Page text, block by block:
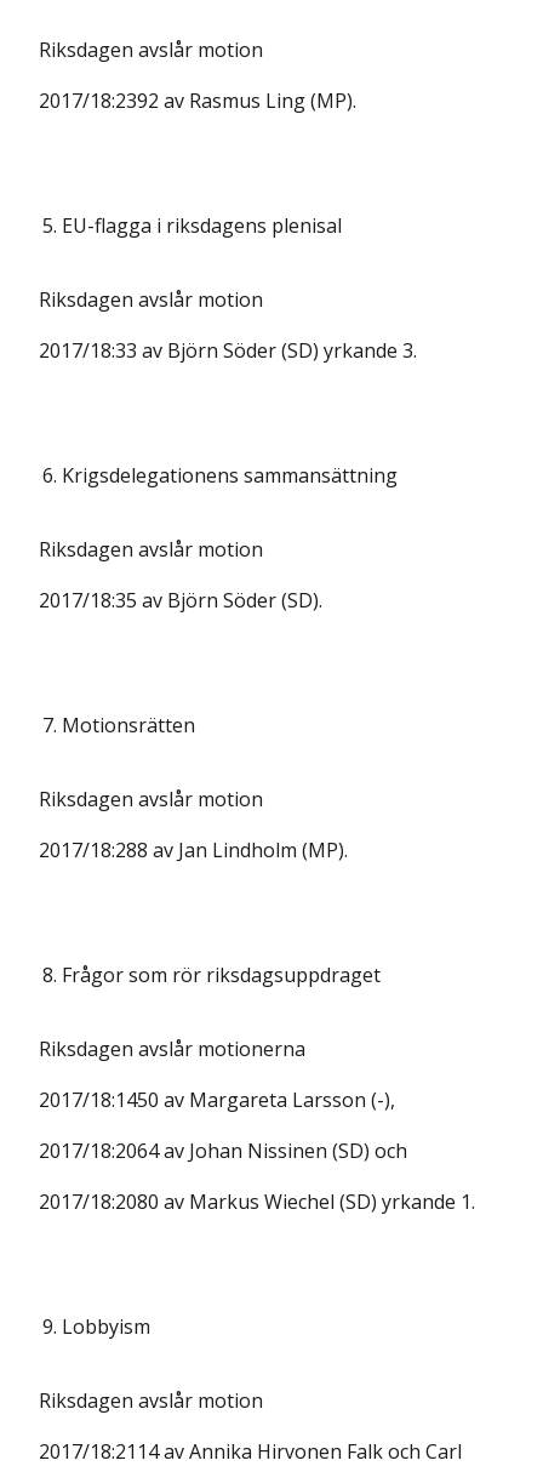
Riksdagen avslår motion
2017/18:2392 av Rasmus Ling (MP).
5. EU-flagga i riksdagens plenisal
Riksdagen avslår motion
2017/18:33 av Björn Söder (SD) yrkande 3.
6. Krigsdelegationens sammansättning
Riksdagen avslår motion
2017/18:35 av Björn Söder (SD).
7. Motionsrätten
Riksdagen avslår motion
2017/18:288 av Jan Lindholm (MP).
8. Frågor som rör riksdagsuppdraget
Riksdagen avslår motionerna
2017/18:1450 av Margareta Larsson (-),
2017/18:2064 av Johan Nissinen (SD) och
2017/18:2080 av Markus Wiechel (SD) yrkande 1.
9. Lobbyism
Riksdagen avslår motion
2017/18:2114 av Annika Hirvonen Falk och Carl